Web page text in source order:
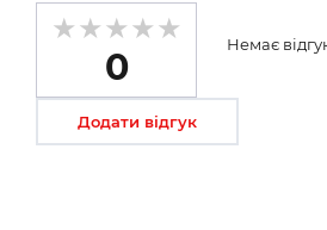
0
Немає
Додати відгук